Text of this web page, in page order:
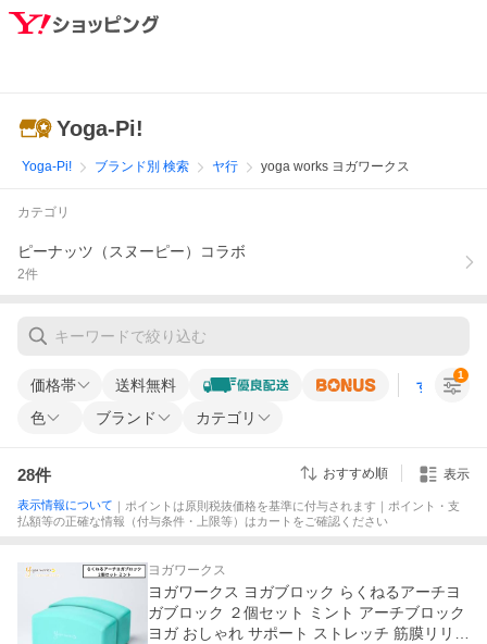
Yoga-Pi!
Yoga-Pi! ブランド別 検索 ヤ行 yoga works ヨガワークス
カテゴリ
ピーナッツ（スヌーピー）コラボ
2件
価格帯 送料無料 すべての条
色 ブランド カテゴリ
1
28件 おすすめ順 表示
表示情報について ｜ポイントは原則税抜価格を基準に付与されます｜ポイント・支
払額等の正確な情報（付与条件・上限等）はカートをご確認ください
ヨガワークス
ヨガワークス ヨガブロック らくねるアーチヨ
ガブロック ２個セット ミント アーチブロック
ヨガ おしゃれ サポート ストレッチ 筋膜リリー